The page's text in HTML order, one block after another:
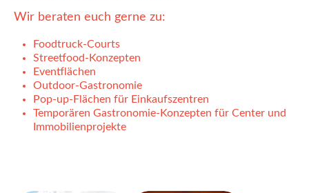
Wir beraten euch gerne zu:
Foodtruck-Courts
Streetfood-Konzepten
Eventflächen
Outdoor-Gastronomie
Pop-up-Flächen für Einkaufszentren
Temporären Gastronomie-Konzepten für Center und
Immobilienprojekte